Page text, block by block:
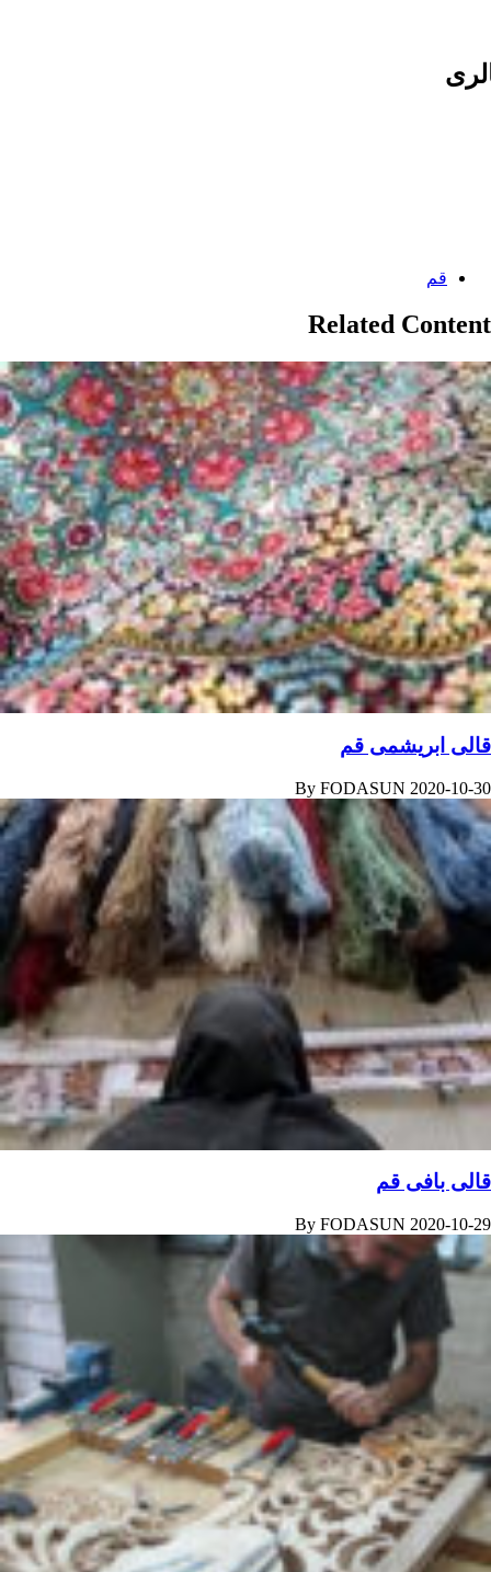
Categories:
قم
Related Content
قالی ابریشمی قم
By FODASUN 2020-10-30
قالی بافی قم
By FODASUN 2020-10-29